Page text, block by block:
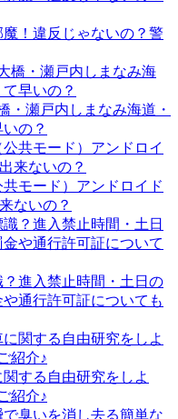
！違反じゃないの？警
・瀬戸内しまなみ海道・
の？
モード）アンドロイド
ないの？
進入禁止時間・土日の
通行許可証についても
する自由研究をしよ
紹介♪